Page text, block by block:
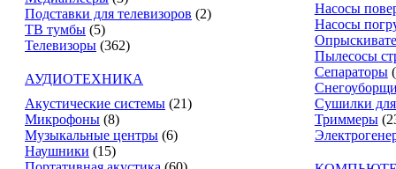
Подставки для телевизоров (2)
ТВ тумбы (5)
Телевизоры (362)
АУДИОТЕХНИКА
Акустические системы (21)
Микрофоны (8)
Музыкальные центры (6)
Наушники (15)
Насосы
Насосы
Пылесосы
Сепараторы
Сушилки
Триммеры